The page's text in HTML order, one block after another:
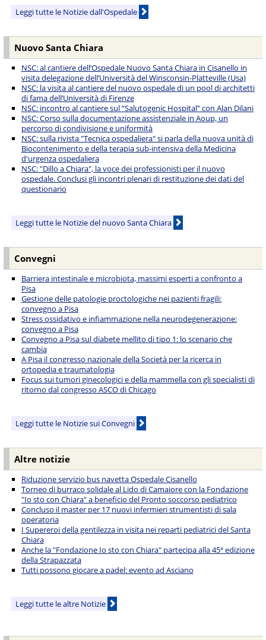
Leggi tutte le Notizie dall'Ospedale
Nuovo Santa Chiara
NSC: al cantiere dell’Ospedale Nuovo Santa Chiara in Cisanello in
visita delegazione dell’Università del Winsconsin-Platteville (Usa)
NSC: la visita al cantiere del nuovo ospedale di un pool di architetti
di fama dell’Università di Firenze
NSC: incontro al cantiere sul “Salutogenic Hospital” con Alan Dilani
NSC: Corso sulla documentazione assistenziale in Aoup, un
percorso di condivisione e uniformità
NSC: sulla rivista "Tecnica ospedaliera" si parla della nuova unità di
Biocontenimento e della terapia sub-intensiva della Medicina
d'urgenza ospedaliera
NSC: "Dillo a Chiara", la voce dei professionisti per il nuovo
ospedale. Conclusi gli incontri plenari di restituzione dei dati del
questionario
Leggi tutte le Notizie del nuovo Santa Chiara
Convegni
Barriera intestinale e microbiota, massimi esperti a confronto a
Pisa
Gestione delle patologie proctologiche nei pazienti fragili:
convegno a Pisa
Stress ossidativo e infiammazione nella neurodegenerazione:
convegno a Pisa
Convegno a Pisa sul diabete mellito di tipo 1: lo scenario che
cambia
A Pisa il congresso nazionale della Società per la ricerca in
ortopedia e traumatologia
Focus sui tumori ginecologici e della mammella con gli specialisti di
ritorno dal congresso ASCO di Chicago
Leggi tutte le Notizie sui Convegni
Altre notizie
Riduzione servizio bus navetta Ospedale Cisanello
Torneo di burraco solidale al Lido di Camaiore con la Fondazione
"Io sto con Chiara" a beneficio del Pronto soccorso pediatrico
Concluso il master per 17 nuovi infermieri strumentisti di sala
operatoria
I Supereroi della gentilezza in visita nei reparti pediatrici del Santa
Chiara
Anche la "Fondazione Io sto con Chiara" partecipa alla 45ª edizione
della Strapazzata
Tutti possono giocare a padel: evento ad Asciano
Leggi tutte le altre Notizie